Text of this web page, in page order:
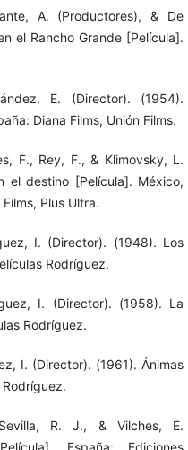
A. (Productores), & De
el Rancho Grande [Película].
E. (Director). (1954).
Diana Films, Unión Films.
F., Rey, F., & Klimovsky, L.
el destino [Película]. México,
Plus Ultra.
I. (Director). (1948). Los
Rodríguez.
I. (Director). (1958). La
Rodríguez.
I. (Director). (1961). Ánimas
R. J., & Vilches, E.
España: Ediciones